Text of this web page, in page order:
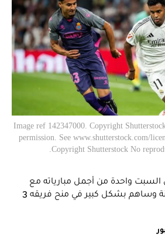
Image ref 142347000. Copyright
permission. See www.shutterstock.com/
Copyright Shutterstock No
واحدة من أجمل مبارياته مع
فريقه إسبانيول برشلونة وساهم بشكل كبير في منح فريقه 3